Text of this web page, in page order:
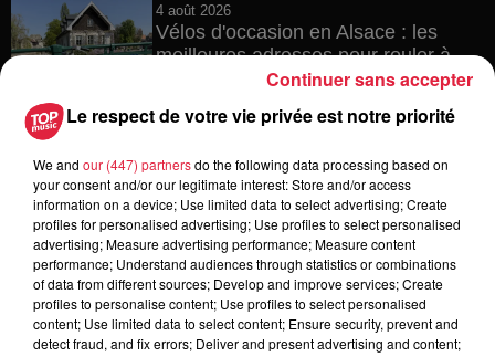
4 août 2026
Vélos d'occasion en Alsace : les
meilleures adresses pour rouler à...
4 août 2026
Bischheim : disparition d’une
adolescente de 16 ans
4 août 2026
Muttersholtz : après SensoRied,
voilà BotaRied
Le respect de votre vie privée est notre priorité
We and our (447) partnersdo the following data processing based on
your consent and/or our legitimate interest: Store and/or access
information on a device; Use limited data to select advertising; Create
profiles for personalised advertising; Use profiles to select personalised
advertising; Measure advertising performance; Measure content
performance; Understand audiences through statistics or combinations
of data from different sources; Develop and improve services; Create
profiles to personalise content; Use profiles to select personalised
content; Use limited data to select content; Ensure security, prevent and
detect fraud, and fix errors; Deliver and present advertising and content;
Continuer sans accepter